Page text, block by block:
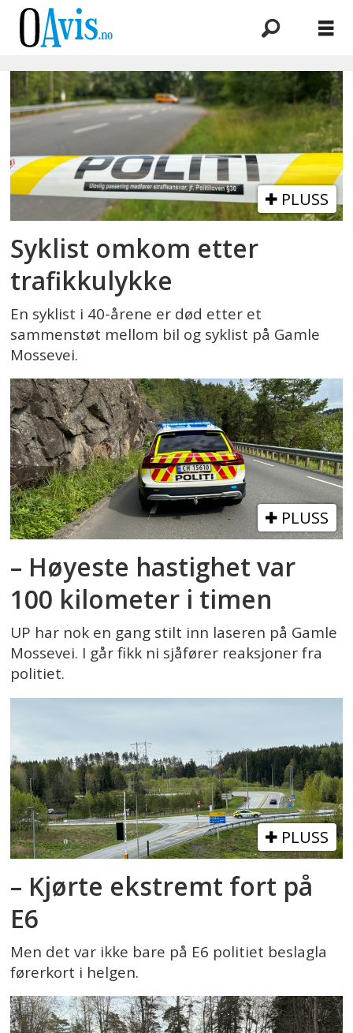
Emne:
gamle
mossevei
PLUSS
Syklist omkom etter
trafikkulykke
En syklist i 40-årene er død etter et
sammenstøt mellom bil og syklist på Gamle
Mossevei.
PLUSS
– Høyeste hastighet var
100 kilometer i timen
UP har nok en gang stilt inn laseren på Gamle
Mossevei. I går fikk ni sjåfører reaksjoner fra
politiet.
PLUSS
– Kjørte ekstremt fort på
E6
Men det var ikke bare på E6 politiet beslagla
førerkort i helgen.